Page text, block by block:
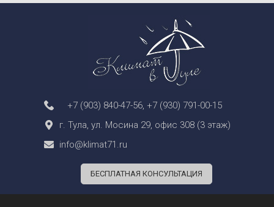
+7 (903) 840-47-56 +7 (930) 791-00-15
г. Тула, ул. Мосина 29, офис 308 (3 этаж)
info@klimat71.ru
БЕСПЛАТНАЯ КОНСУЛЬТАЦИЯ